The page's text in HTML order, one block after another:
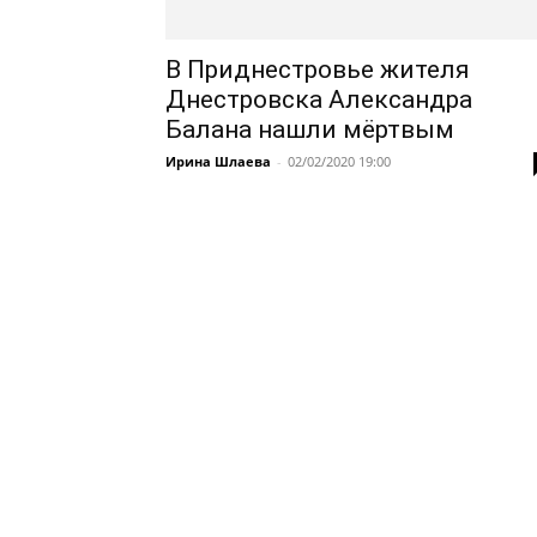
В Приднестровье жителя
Днестровска Александра
Балана нашли мёртвым
Ирина Шлаева - 02/02/2020 19:00